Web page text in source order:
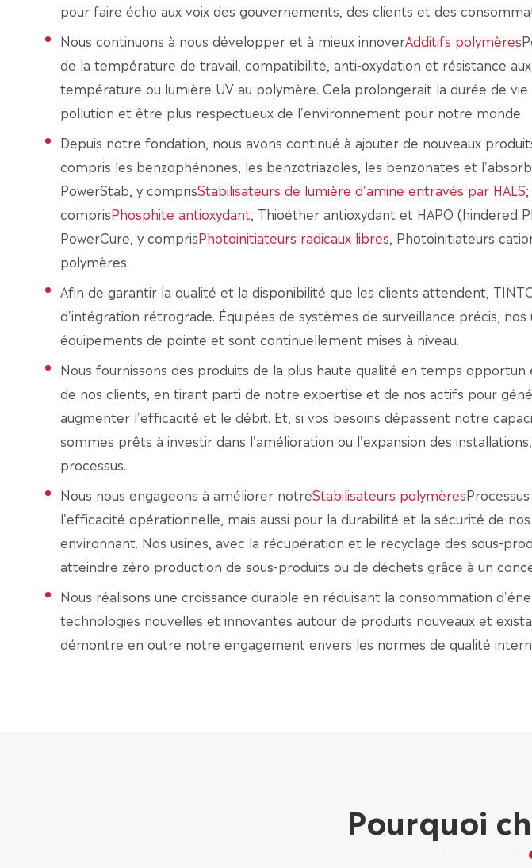
pour faire écho aux voix des gouvernements, des clients et des
Nous continuons à nous développer et à mieux innoverAdditifs polymères
de la température de travail, compatibilité, anti-oxydation et résistance
température ou lumière UV au polymère. Cela prolongerait la durée de
pollution et être plus respectueux de l'environnement pour notre monde.
Depuis notre fondation, nous avons continué à ajouter de nouveaux
compris les benzophénones, les benzotriazoles, les benzonates et
PowerStab, y comprisStabilisateurs de lumière d'amine entravés par HALS
comprisPhosphite antioxydant, Thioéther antioxydant et HAPO (hindered
PowerCure, y comprisPhotoinitiateurs radicaux libres, Photoinitiateurs
polymères.
Afin de garantir la qualité et la disponibilité que les clients attendent,
d'intégration rétrograde. Équipées de systèmes de surveillance précis,
équipements de pointe et sont continuellement mises à niveau.
Nous fournissons des produits de la plus haute qualité en temps
de nos clients, en tirant parti de notre expertise et de nos actifs pour
augmenter l'efficacité et le débit. Et, si vos besoins dépassent notre
sommes prêts à investir dans l'amélioration ou l'expansion des
processus.
Nous nous engageons à améliorer notreStabilisateurs polymères
l'efficacité opérationnelle, mais aussi pour la durabilité et la sécurité de
environnant. Nos usines, avec la récupération et le recyclage des sous-
atteindre zéro production de sous-produits ou de déchets grâce à un
Nous réalisons une croissance durable en réduisant la consommation
technologies nouvelles et innovantes autour de produits nouveaux et
démontre en outre notre engagement envers les normes de qualité
Pourquoi